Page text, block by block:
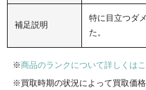
補足説明
特に目立つダ
た。
商品のランクについて詳しくは
買取時期の状況によって買取価